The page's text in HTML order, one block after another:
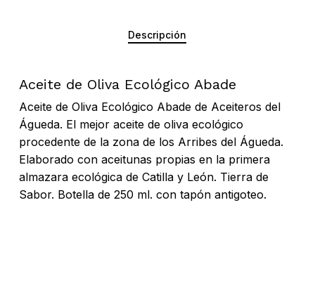
Descripción
Aceite de Oliva Ecológico Abade
Aceite de Oliva Ecológico Abade de Aceiteros del
Águeda. El mejor aceite de oliva ecológico
procedente de la zona de los Arribes del Águeda.
Elaborado con aceitunas propias en la primera
almazara ecológica de Catilla y León. Tierra de
Sabor. Botella de 250 ml. con tapón antigoteo.